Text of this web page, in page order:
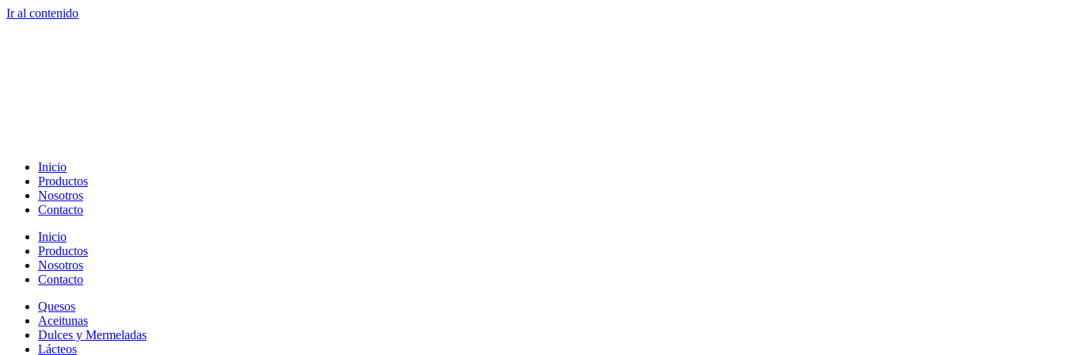
Ir al contenido
Inicio
Productos
Nosotros
Contacto
Inicio
Productos
Nosotros
Contacto
Quesos
Aceitunas
Dulces y Mermeladas
Lácteos